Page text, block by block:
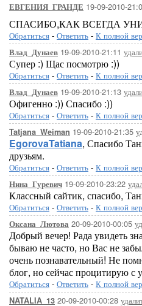
ЕВГЕНИЯ_ГРАНДЕ 19-09-2010-
СПАСИБО,КАК ВСЕГДА
Обратиться - Ответить - К полной
Влад_Дунаев 19-09-2010-21:11
Супер :) Щас посмотрю :))
Обратиться - Ответить - К полной
Влад_Дунаев 19-09-2010-21:13
Офигенно :)) Спасибо :))
Обратиться - Ответить - К полной
Tatjana_Weiman 19-09-2010-21:35
EgorovaTatiana, Спасибо
друзьям.
Обратиться - Ответить - К полной
Нина_Гуревич 19-09-2010-23:22
Классный сайтик, спасибо,
Обратиться - Ответить - К полной
Оксана_Лютова 20-09-2010-00:05
Добрый вечер! Рада увидеть
бываю не часто, но Вас не
очень познавательный! Не
блог, но сейчас процитирую с
Обратиться - Ответить - К полной
NATALIA_13 20-09-2010-00:28